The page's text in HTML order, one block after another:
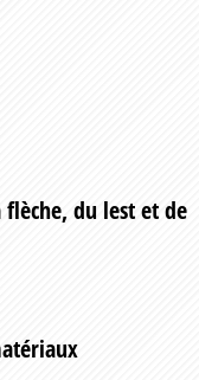
du lest et de